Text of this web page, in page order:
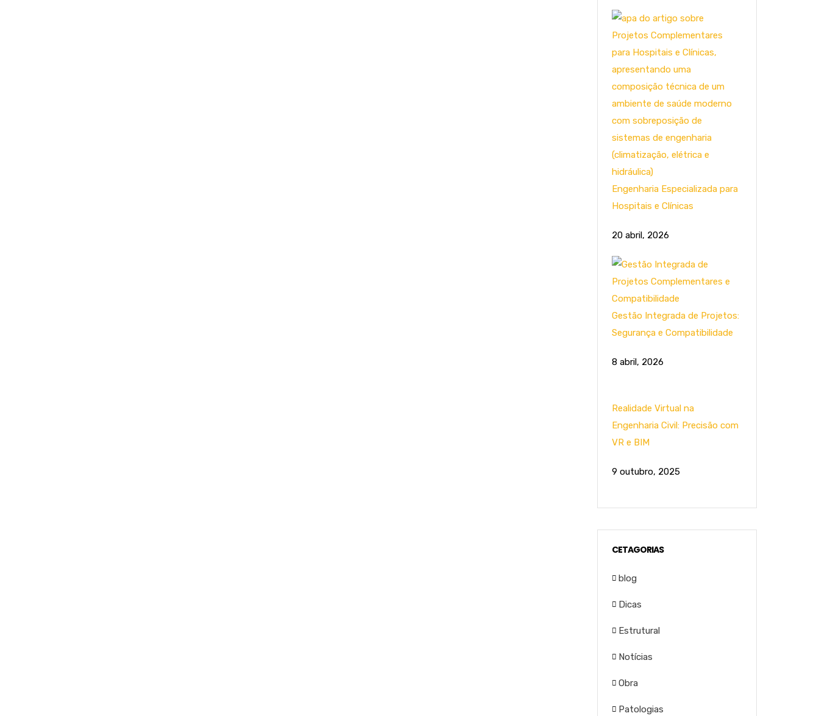
Engenharia Especializada para
Hospitais e Clínicas
20 abril, 2026
Gestão Integrada de Projetos:
Segurança e Compatibilidade
8 abril, 2026
Realidade Virtual na
Engenharia Civil: Precisão com
VR e BIM
9 outubro, 2025
CETAGORIAS
blog
Dicas
Estrutural
Notícias
Obra
Patologias